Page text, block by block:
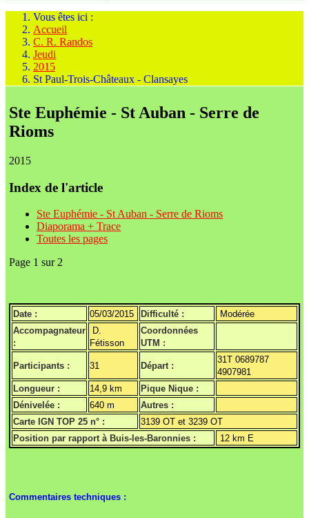
Vous êtes ici :
Accueil
C. R. Randos
Jeudi
2015
St Paul-Trois-Châteaux - Clansayes
Ste Euphémie - St Auban - Serre de
Rioms
2015
Index de l'article
Ste Euphémie - St Auban - Serre de Rioms
Diaporama + Trace
Toutes les pages
Page 1 sur 2
Date : 05/03/2015 Difficulté :
Modérée
Accompagnateur
:
D.
Fétisson
Coordonnées
UTM :
Participants : 31 Départ :
31T 0689787
4907981
Longueur :
14,9 km
Pique Nique :
Dénivelée :
640 m
Autres :
Carte IGN TOP 25 n° :
3139 OT et 3239 OT
Position par rapport à Buis-les-Baronnies :
12 km E
Commentaires techniques :